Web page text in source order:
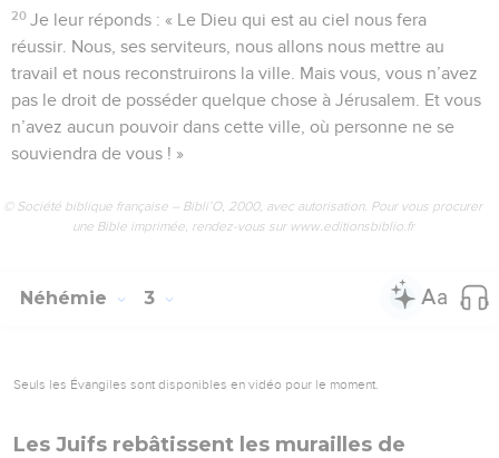
20 Je leur réponds : « Le Dieu qui est au ciel nous fera
réussir. Nous, ses serviteurs, nous allons nous mettre au
travail et nous reconstruirons la ville. Mais vous, vous n’avez
pas le droit de posséder quelque chose à Jérusalem. Et vous
n’avez aucun pouvoir dans cette ville, où personne ne se
souviendra de vous ! »
© Société biblique française – Bibli’O, 2000, avec autorisation. Pour vous procurer
une Bible imprimée, rendez-vous sur www.editionsbiblio.fr
Néhémie 3
Seuls les Évangiles sont disponibles en vidéo pour le moment.
Les Juifs rebâtissent les murailles de